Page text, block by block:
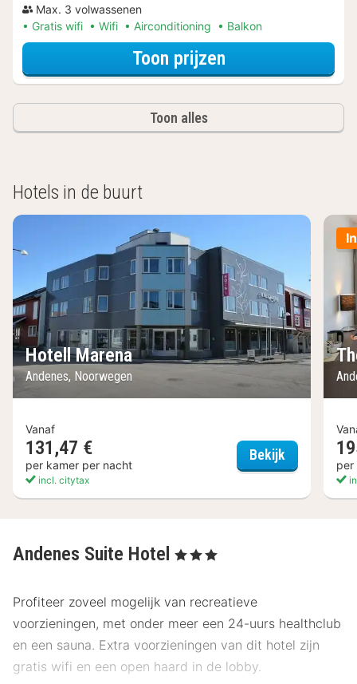
Max. 3 volwassenen
Gratis wifi
Wifi Airconditioning Balkon
Toon prijzenvoor Junior suite
Toon alles
Hotels in de buurt
Hotell Marena
Andenes, Noorwegen
Vanaf
131,47 €
per kamer per nacht
incl. citytax
Bekijk Hotell
per
Andenes Suite Hotel , 3 Sterren
Profiteer zoveel mogelijk van recreatieve
voorzieningen, met onder meer een 24-uurs healthclub
en een sauna. Extra voorzieningen van dit hotel zijn
gratis wifi en een open haard in de lobby.